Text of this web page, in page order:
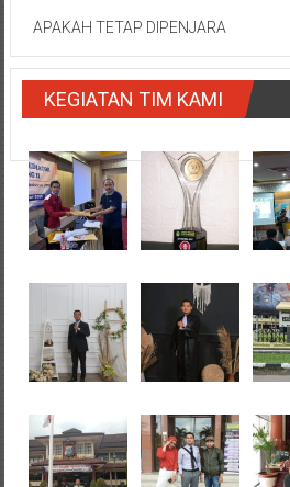
APAKAH TETAP DIPENJARA
KEGIATAN TIM KAMI